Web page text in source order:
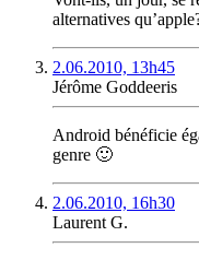
alternatives
2.06.2010, 13h45
Jérôme Goddeeris
Android bénéficie
genre 🙂
2.06.2010, 16h30
Laurent G.